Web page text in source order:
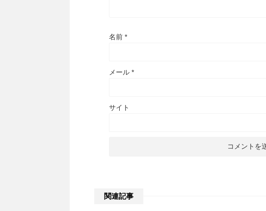
名前 *
メール *
サイト
関連記事